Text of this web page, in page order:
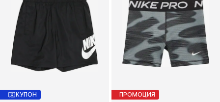
КУПОН ПРОМОЦИЯ